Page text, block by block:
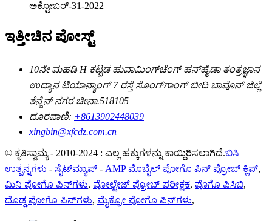
ಅಕ್ಟೋಬರ್-31-2022
ಇತ್ತೀಚಿನ ಪೋಸ್ಟ್
10ನೇ ಮಹಡಿ H ಕಟ್ಟಡ ಹುವಾಮಿಂಗ್‌ಚೆಂಗ್ ಹನ್‌ಹೈಡಾ ತಂತ್ರಜ್ಞಾನ
ಉದ್ಯಾನ ಟಿಯಾನ್ಯಾಂಗ್ 7 ರಸ್ತೆ ಸೊಂಗ್‌ಗಾಂಗ್ ಬೀದಿ ಬಾವೊನ್ ಜಿಲ್ಲೆ
ಶೆನ್ಜೆನ್ ನಗರ ಚೀನಾ.518105
ದೂರವಾಣಿ: +8613902448039
xingbin@xfcdz.com.cn
© ಕೃತಿಸ್ವಾಮ್ಯ - 2010-2024 : ಎಲ್ಲ ಹಕ್ಕುಗಳನ್ನು ಕಾಯ್ದಿರಿಸಲಾಗಿದೆ.ಬಿಸಿ
ಉತ್ಪನ್ನಗಳು - ಸೈಟ್‌ಮ್ಯಾಪ್ - AMP ಮೊಬೈಲ್ ಪೋಗೊ ಪಿನ್ ಪ್ರೋಬ್ ಕ್ಲಿಪ್,
ಮಿನಿ ಪೋಗೊ ಪಿನ್‌ಗಳು, ವೋಲ್ಟೇಜ್ ಪ್ರೋಬ್ ಪರೀಕ್ಷಕ, ಪೊಗೊ ಪಿಸಿಬಿ,
ದೊಡ್ಡ ಪೋಗೊ ಪಿನ್‌ಗಳು, ಮೈಕ್ರೋ ಪೋಗೊ ಪಿನ್‌ಗಳು,